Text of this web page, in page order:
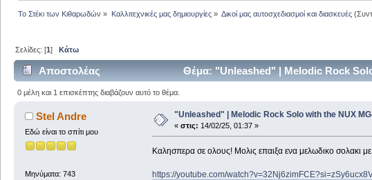
Το Στέκι των Κιθαρωδών » Καλλιτεχνικές μας δημιουργίες» Δικοί μας αυτοσχεδιασμοί και διασκευές
Σελίδες: [1]Κάτω
Αποστολέας Θέμα: "Unleashed" | Melodic Rock
0 μέλη και 1 επισκέπτης διαβάζουν αυτό το θέμα.
Stel Andre
Εδώ είναι το σπίτι μου
Μηνύματα: 743
"Unleashed" | Melodic Rock Solo with the NUX
« στις: 14/02/25, 01:37 »
Καλησπερα σε ολους! Μολις επαιξα ενα μελωδικο σολακι
https://youtube.com/